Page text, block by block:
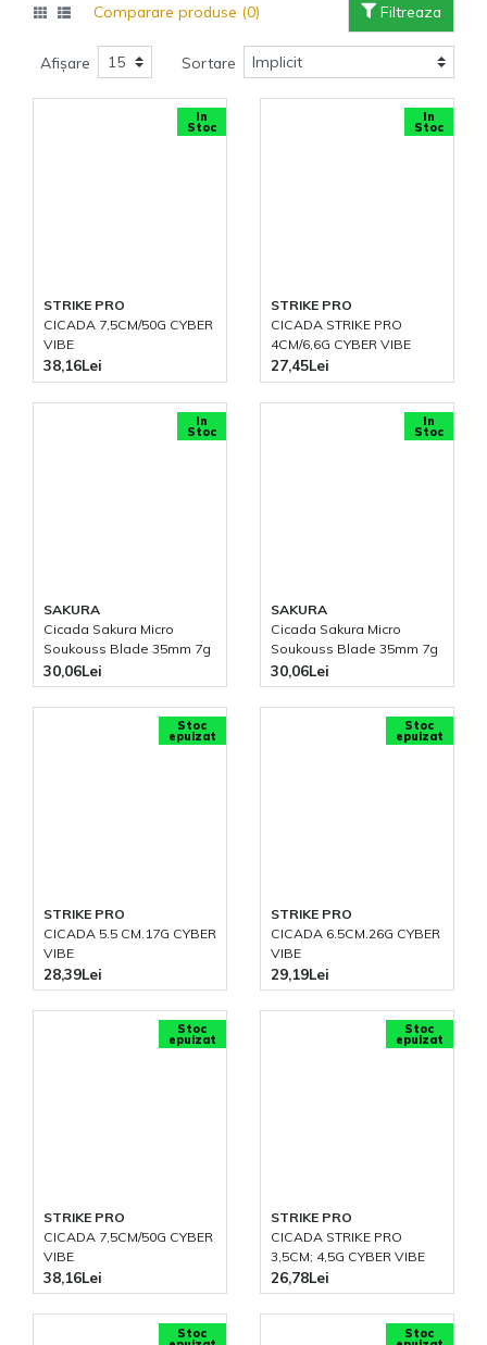
Filtreaza
Comparare produse (0)
Afișare Sortare
In
Stoc
STRIKE PRO
CICADA 7,5CM/50G CYBER
VIBE
38,16Lei
In
Stoc
STRIKE PRO
CICADA STRIKE PRO
4CM/6,6G CYBER VIBE
27,45Lei
In
Stoc
SAKURA
Cicada Sakura Micro
Soukouss Blade 35mm 7g
Mat Pink Tiger
30,06Lei
In
Stoc
SAKURA
Cicada Sakura Micro
Soukouss Blade 35mm 7g
Metal Silver
30,06Lei
Stoc
epuizat
STRIKE PRO
CICADA 5.5 CM.17G CYBER
VIBE
28,39Lei
Stoc
epuizat
STRIKE PRO
CICADA 6.5CM.26G CYBER
VIBE
29,19Lei
Stoc
epuizat
STRIKE PRO
CICADA 7,5CM/50G CYBER
VIBE
38,16Lei
Stoc
epuizat
STRIKE PRO
CICADA STRIKE PRO
3,5CM; 4,5G CYBER VIBE
26,78Lei
Stoc Stoc